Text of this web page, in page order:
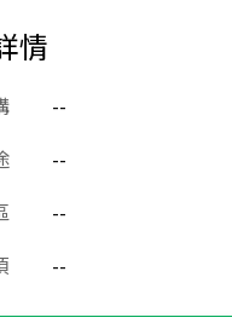
情
--
--
--
--